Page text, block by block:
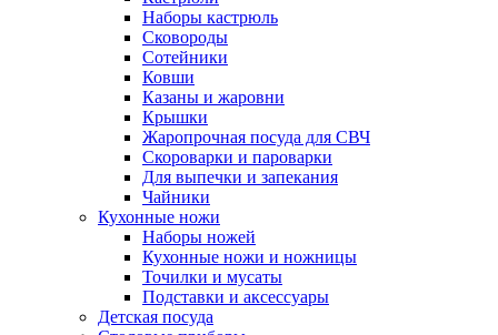
Наборы кастрюль
Сковороды
Сотейники
Ковши
Казаны и жаровни
Крышки
Жаропрочная посуда для СВЧ
Скороварки и пароварки
Для выпечки и запекания
Чайники
Кухонные ножи
Наборы ножей
Кухонные ножи и ножницы
Точилки и мусаты
Подставки и аксессуары
Детская посуда